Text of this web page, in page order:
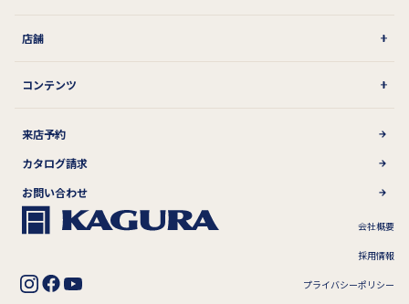
店舗
コンテンツ
来店予約
カタログ請求
お問い合わせ
会社概要
採用情報
プライバシーポリシー